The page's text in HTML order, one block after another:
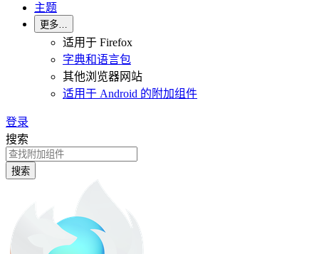
主题
更多…
适用于 Firefox
字典和语言包
其他浏览器网站
适用于 Android 的附加组件
登录
搜索
搜索